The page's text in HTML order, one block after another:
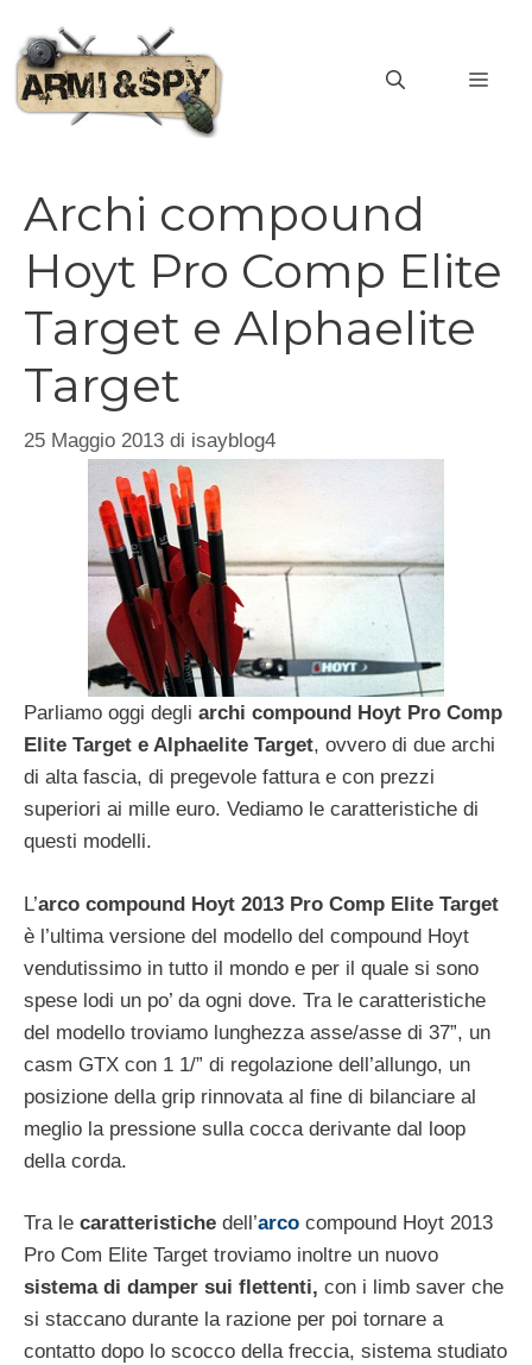
contenuto
Archi compound
Hoyt Pro Comp Elite
Target e Alphaelite
Target
25 Maggio 2013 di isayblog4
Parliamo oggi degli archi compound Hoyt Pro Comp
Elite Target e Alphaelite Target, ovvero di due archi
di alta fascia, di pregevole fattura e con prezzi
superiori ai mille euro. Vediamo le caratteristiche di
questi modelli.
L’arco compound Hoyt 2013 Pro Comp Elite Target
è l’ultima versione del modello del compound Hoyt
vendutissimo in tutto il mondo e per il quale si sono
spese lodi un po’ da ogni dove. Tra le caratteristiche
del modello troviamo lunghezza asse/asse di 37”, un
casm GTX con 1 1/” di regolazione dell’allungo, un
posizione della grip rinnovata al fine di bilanciare al
meglio la pressione sulla cocca derivante dal loop
della corda.
Tra le caratteristiche dell’arco compound Hoyt 2013
Pro Com Elite Target troviamo inoltre un nuovo
sistema di damper sui flettenti, con i limb saver che
si staccano durante la razione per poi tornare a
contatto dopo lo scocco della freccia, sistema studiato